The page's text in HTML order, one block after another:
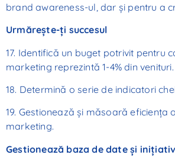
brand awareness-ul, dar și pentru a
Urmărește-ți succesul
17. Identifică un buget potrivit pentru
marketing reprezintă 1-4% din venituri.
18. Determină o serie de indicatori
19. Gestionează și măsoară
marketing.
Gestionează baza de date și